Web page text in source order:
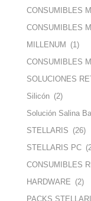
CONSUMIBLES
CONSUMIBLES
MILLENUM (1)
CONSUMIBLES
SOLUCIONES
Silicón (2)
Solución Salina
STELLARIS (26)
STELLARIS PC
CONSUMIBLES
HARDWARE (2)
PACKS